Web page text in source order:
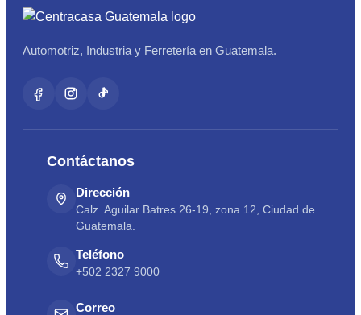
Automotriz, Industria y Ferretería en Guatemala.
Contáctanos
Dirección
Calz. Aguilar Batres 26-19, zona 12, Ciudad de
Guatemala.
Teléfono
+502 2327 9000
Correo